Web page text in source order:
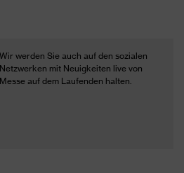
Wir werden Sie auch auf den sozialen
Netzwerken mit Neuigkeiten live von
Messe auf dem Laufenden halten.